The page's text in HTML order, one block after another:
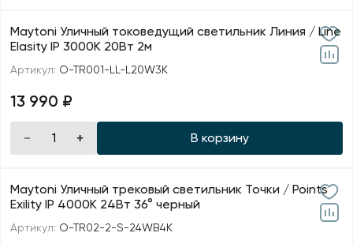
Maytoni Уличный токоведущий светильник Линия / Line
Elasity IP 3000K 20Вт 2м
Артикул: O-TR001-LL-L20W3K
13 990 ₽
В корзину
Maytoni Уличный трековый светильник Точки / Points
Exility IP 4000К 24Вт 36° черный
Артикул: O-TR02-2-S-24WB4K